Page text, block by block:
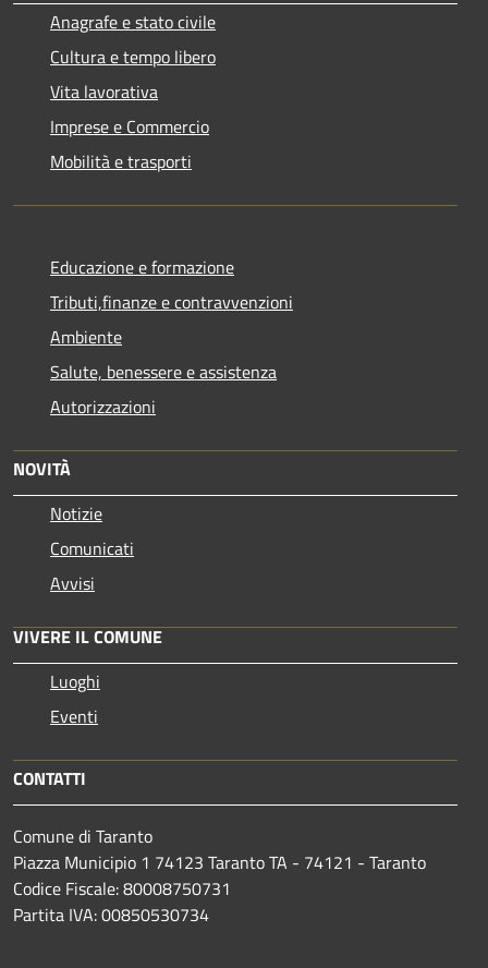
Anagrafe e stato civile
Cultura e tempo libero
Vita lavorativa
Imprese e Commercio
Mobilità e trasporti
Educazione e formazione
Tributi,finanze e contravvenzioni
Ambiente
Salute, benessere e assistenza
Autorizzazioni
NOVITÀ
Notizie
Comunicati
Avvisi
VIVERE IL COMUNE
Luoghi
Eventi
CONTATTI
Comune di Taranto
Piazza Municipio 1 74123 Taranto TA - 74121 - Taranto
Codice Fiscale: 80008750731
Partita IVA: 00850530734